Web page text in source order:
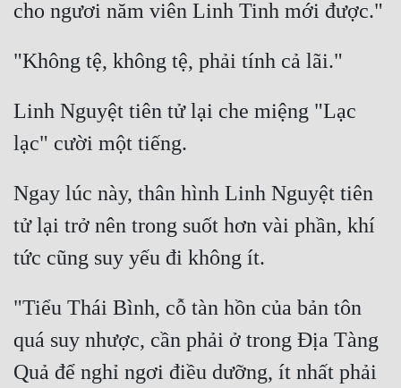
Linh Nguyệt tiên tử lại che miệng "Lạc
Ngay lúc này, thân hình Linh Nguyệt tiên
tử lại trở nên trong suốt hơn vài phần, khí
"Tiểu Thái Bình, cỗ tàn hồn của bản tôn
quá suy nhược, cần phải ở trong Địa Tàng
Quả để nghỉ ngơi điều dưỡng, ít nhất phải